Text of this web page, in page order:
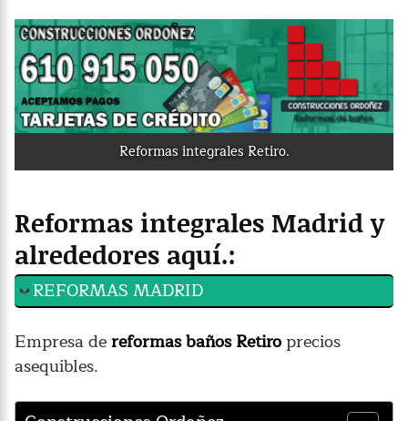
Reformas integrales Retiro.
Reformas integrales Madrid y
alrededores aquí.:
REFORMAS MADRID
Empresa dereformas baños Retiro precios
asequibles.